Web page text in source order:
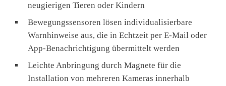
neugierigen Tieren oder Kindern
Bewegungssensoren lösen individualisierbare
Warnhinweise aus, die in Echtzeit per E-Mail oder
App-Benachrichtigung übermittelt werden
Leichte Anbringung durch Magnete für die
Installation von mehreren Kameras innerhalb